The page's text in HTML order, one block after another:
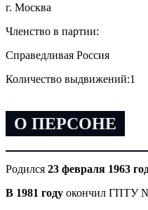
г. Москва
Членство в партии:
Справедливая Россия
Количество выдвижений:1
О ПЕРСОНЕ
Родился 23 февраля 1963
В 1981 году окончил ГПТУ